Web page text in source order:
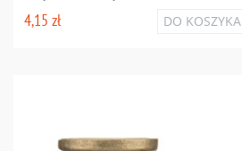
4,15 zł DO KOSZYKA